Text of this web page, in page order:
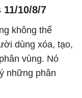
10/8/7
không thể
dùng xóa, tạo,
vùng. Nó
những phân